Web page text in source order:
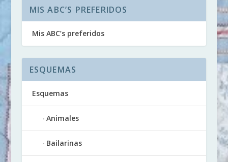
MIS ABC’S PREFERIDOS
Mis ABC’s preferidos
ESQUEMAS
Esquemas
Animales
Bailarinas